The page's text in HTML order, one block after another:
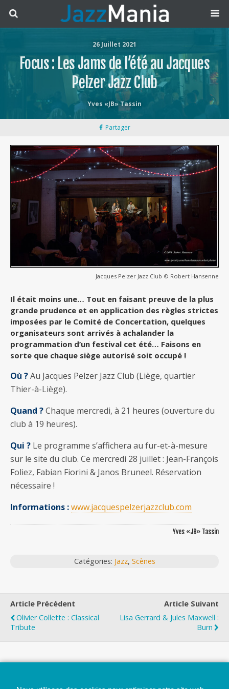
26 Juillet 2021
Focus : Les Jams de l’été au Jacques
Pelzer Jazz Club
Yves «JB» Tassin
Partager
Jacques Pelzer Jazz Club © Robert Hansenne
Il était moins une… Tout en faisant preuve de la plus
grande prudence et en application des règles strictes
imposées par le Comité de Concertation, quelques
organisateurs sont arrivés à achalander la
programmation d’un festival cet été… Faisons en
sorte que chaque siège autorisé soit occupé !
Où ?Au Jacques Pelzer Jazz Club (Liège, quartier
Thier-à-Liège).
Quand ?Chaque mercredi, à 21 heures (ouverture du
club à 19 heures).
Qui ? Le programme s’affichera au fur-et-à-mesure
sur le site du club. Ce mercredi 28 juillet : Jean-François
Foliez, Fabian Fiorini & Janos Bruneel. Réservation
nécessaire !
Informations :www.jacquespelzerjazzclub.com
Yves «JB» Tassin
Catégories: Jazz, Scènes
Article Précédent
Olivier Collette : Classical
Tribute
Article Suivant
Lisa Gerrard & Jules Maxwell :
Burn